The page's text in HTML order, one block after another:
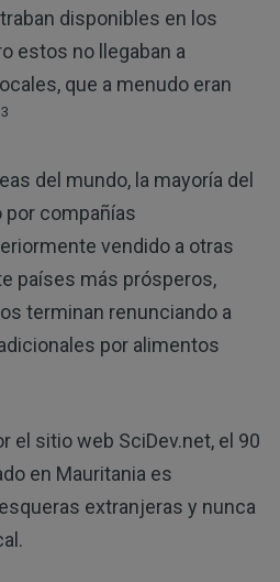
disponibles en los
estos no llegaban a
que a menudo eran
del mundo, la mayoría del
por compañías
vendido a otras
países más prósperos,
terminan renunciando a
por alimentos
el sitio web SciDev.net, el 90
en Mauritania es
extranjeras y nunca